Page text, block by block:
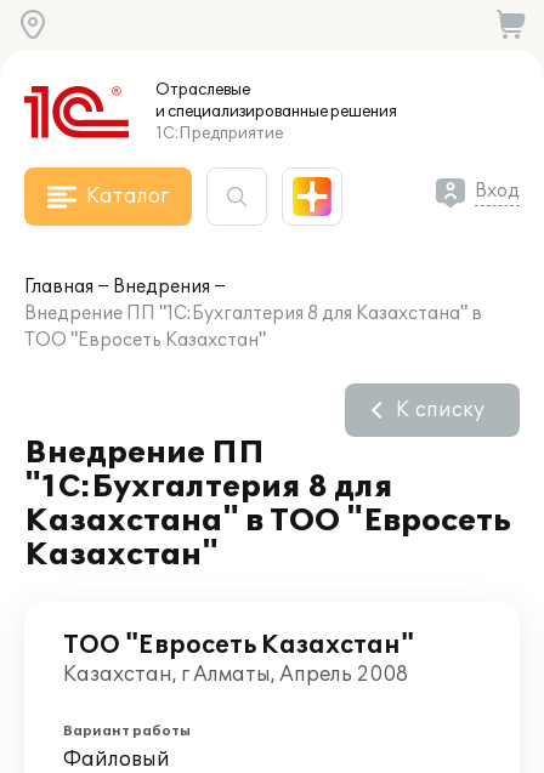
Отраслевые
и специализированныерешения
1С:Предприятие
Каталог Вход
Главная
Внедрения
Внедрение ПП "1С:Бухгалтерия 8 для Казахстана" в
ТОО "Евросеть Казахстан"
Внедрение ПП
"1С:Бухгалтерия 8 для
Казахстана" в ТОО "Евросеть
Казахстан"
К списку
ТОО "Евросеть Казахстан"
Казахстан, г Алматы, Апрель 2008
Вариант работы
Файловый